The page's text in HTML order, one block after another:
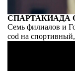
СПАРТАКИАДА
Семь филиалов и
cod на